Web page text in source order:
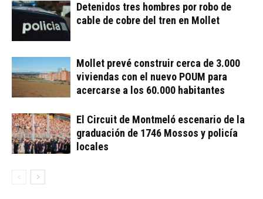
Detenidos tres hombres por robo de
cable de cobre del tren en Mollet
Mollet prevé construir cerca de 3.000
viviendas con el nuevo POUM para
acercarse a los 60.000 habitantes
El Circuit de Montmeló escenario de la
graduación de 1746 Mossos y policía
locales